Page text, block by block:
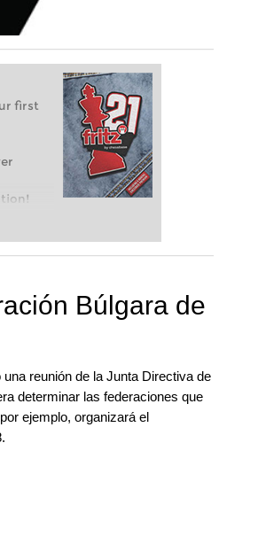
first
Búlgara de
reunión de la Junta Directiva de
determinar las federaciones que
ejemplo, organizará el